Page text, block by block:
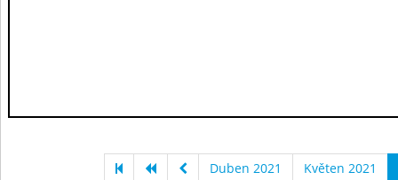
Duben 2021 Květen 2021